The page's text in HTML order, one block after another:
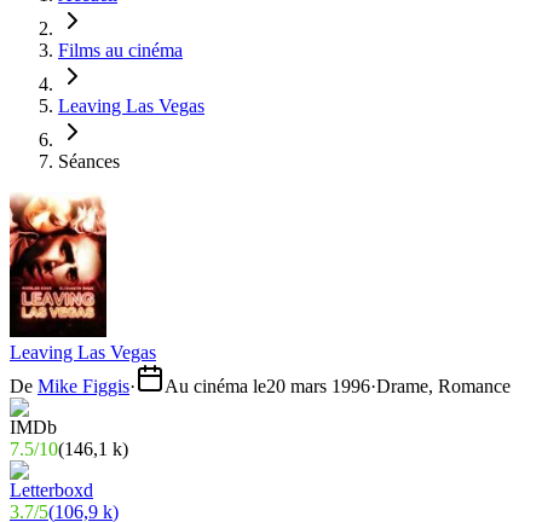
Films au cinéma
Leaving Las Vegas
Séances
Leaving Las Vegas
De Mike Figgis· Au cinéma le20 mars 1996·Drame, Romance
7.5/10(146,1 k)
3.7/5(106,9 k)